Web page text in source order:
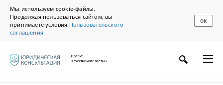
Мы используем cookie-файлы.
Продолжая пользоваться сайтом, вы
принимаете условия Пользовательского
соглашения
ОК
Проект
«Российской газеты»